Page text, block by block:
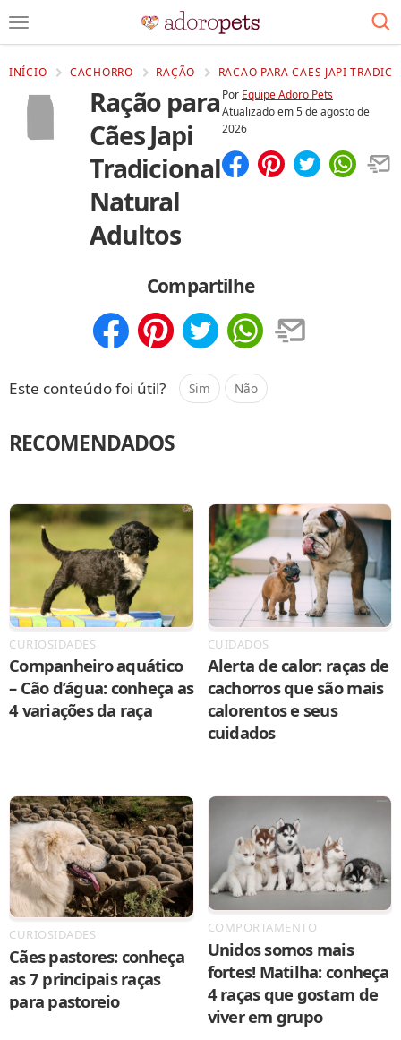
INÍCIO CACHORRO RAÇÃO RACAO PARA CAES JAPI
Ração para
Cães Japi
Tradicional
Natural
Adultos
Por Equipe Adoro Pets
Atualizado em5 de agosto de
2026
Compartilhe
Este conteúdo foi útil? Sim Não
RECOMENDADOS
CURIOSIDADES
Companheiro aquático
– Cão d’água: conheça as
4 variações da raça
CUIDADOS
Alerta de calor: raças de
cachorros que são mais
calorentos e seus
cuidados
CURIOSIDADES
Cães pastores: conheça
as 7 principais raças
para pastoreio
COMPORTAMENTO
Unidos somos mais
fortes! Matilha: conheça
4 raças que gostam de
viver em grupo